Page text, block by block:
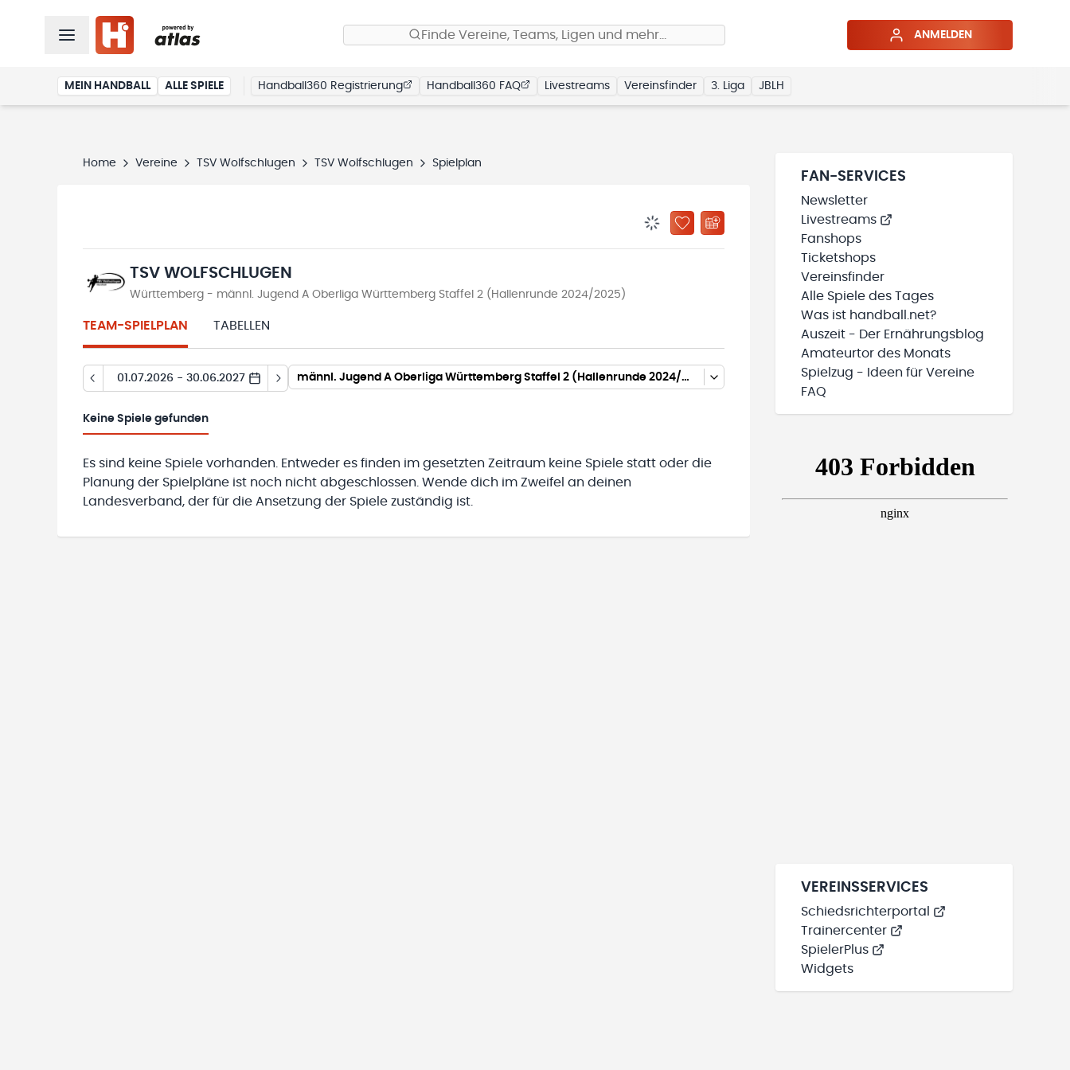
Finde Vereine, Teams, Ligen und mehr… ANMELDEN
MEIN HANDBALL ALLE SPIELE Handball360 Registrierung Handball360 FAQ Livestreams Vereinsfinder 3. Liga JBLH
Home Vereine TSV Wolfschlugen TSV Wolfschlugen Spielplan
BENACHRICHTIGUNGSSTATUS WIRD GELADEN
ZU „MEINE TEAMS“ HINZUFÜGEN
TSV WOLFSCHLUGEN
Württemberg - männl. Jugend A Oberliga Württemberg Staffel 2 (Hallenrunde 2024/2025)
TEAM-SPIELPLAN TABELLEN
01.07.2026 - 30.06.2027 männl. Jugend A Oberliga Württemberg Staffel 2 (Hallenrunde 2024/2025)
Keine Spiele gefunden
Es sind keine Spiele vorhanden. Entweder es finden im gesetzten Zeitraum keine Spiele statt oder die
Planung der Spielpläne ist noch nicht abgeschlossen. Wende dich im Zweifel an deinen
Landesverband, der für die Ansetzung der Spiele zuständig ist.
FAN-SERVICES
Newsletter
Livestreams
Fanshops
Ticketshops
Vereinsfinder
Alle Spiele des Tages
Was ist handball.net?
Auszeit - Der Ernährungsblog
Amateurtor des Monats
Spielzug - Ideen für Vereine
FAQ
VEREINSSERVICES
Schiedsrichterportal
Trainercenter
SpielerPlus
Widgets